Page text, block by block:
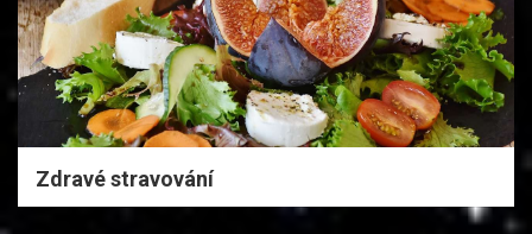
Zdravé stravování